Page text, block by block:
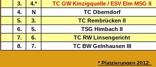
3.
4.* TC GW Kinzigquelle / ESV Elm MSG II
4.
N TC Oberndorf
5.
3. TC Rembrücken II
6.
5. TSG Himbach II
7.
6. TC RW Linsengericht
8.
7. TC BW Gelnhausen III
* Platzierungen 2012: